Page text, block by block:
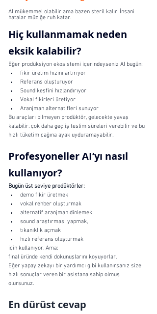
AI mükemmel olabilir ama bazen steril kalır. İnsani
hatalar müziğe ruh katar.
Hiç kullanmamak neden
eksik kalabilir?
Eğer prodüksiyon ekosistemi içerindeyseniz AI bugün:
fikir üretim hızını artırıyor
Referans oluşturuyor
Sound keşfini hızlandırıyor
Vokal fikirleri üretiyor
Aranjman alternatifleri sunuyor
Bu araçları bilmeyen prodüktör, gelecekte yavaş
kalabilir. çok daha geç iş teslim süreleri verebilir ve bu
hızlı tüketim çağına ayak uyduramayabilir.
Profesyoneller AI’yı nasıl
kullanıyor?
Bugün üst seviye prodüktörler:
demo fikir üretmek
vokal rehber oluşturmak
alternatif aranjman dinlemek
sound araştırması yapmak,
tıkanıklık açmak
hızlı referans oluşturmak
için kullanıyor. Ama:
final üründe kendi dokunuşlarını koyuyorlar.
Eğer yapay zekayı bir yardımcı gibi kullanırsanız size
hızlı sonuçlar veren bir asistana sahip olmuş
olursunuz.
En dürüst cevap